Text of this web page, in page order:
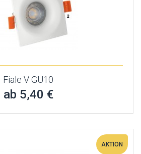
Fiale V GU10
ab 5,40 €
AKTION